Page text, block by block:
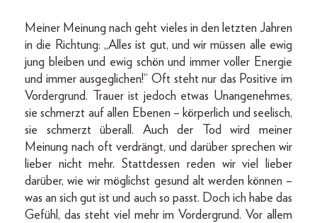
Meiner Meinung nach geht vieles in den letzten Jahren
in die Richtung: „Alles ist gut, und wir müssen alle ewig
jung bleiben und ewig schön und immer voller Energie
und immer ausgeglichen!“ Oft steht nur das Positive im
Vordergrund. Trauer ist jedoch etwas Unangenehmes,
sie schmerzt auf allen Ebenen – körperlich und seelisch,
sie schmerzt überall. Auch der Tod wird meiner
Meinung nach oft verdrängt, und darüber sprechen wir
lieber nicht mehr. Stattdessen reden wir viel lieber
darüber, wie wir möglichst gesund alt werden können –
was an sich gut ist und auch so passt. Doch ich habe das
Gefühl, das steht viel mehr im Vordergrund. Vor allem